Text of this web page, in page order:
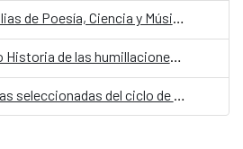
5ª sesión de las Tertulias de Poesía, Ciencia y Música 2025
Lanzamiento del libro Historia de las humillaciones de Jorge Marchant Lazcano